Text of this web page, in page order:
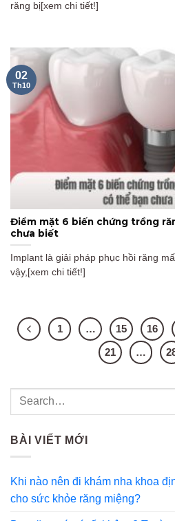
răng bị[xem chi tiết!]
Điểm mặt 6 biến chứng trồng
chưa biết
Implant là giải pháp phục hồi răng
vậy,[xem chi tiết!]
02
Th10
1 … 15 16
21
…
BÀI VIẾT MỚI
Khi nào nên đi khám nha khoa
cho sức khỏe răng miệng?